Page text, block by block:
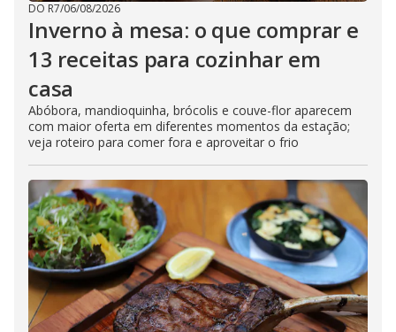
DO R7/06/08/2026
Inverno à mesa: o que comprar e
13 receitas para cozinhar em
casa
Abóbora, mandioquinha, brócolis e couve-flor aparecem
com maior oferta em diferentes momentos da estação;
veja roteiro para comer fora e aproveitar o frio